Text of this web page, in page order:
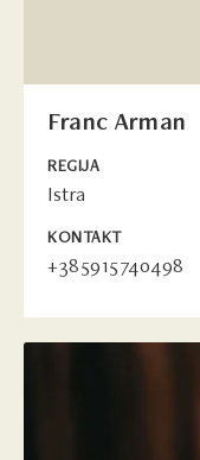
Franc Arman
REGIJA
Istra
KONTAKT
+385915740498